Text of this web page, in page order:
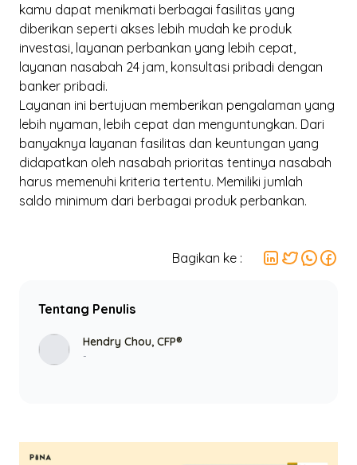
kamu dapat menikmati berbagai fasilitas yang
diberikan seperti akses lebih mudah ke produk
investasi, layanan perbankan yang lebih cepat,
layanan nasabah 24 jam, konsultasi pribadi dengan
banker pribadi.
Layanan ini bertujuan memberikan pengalaman yang
lebih nyaman, lebih cepat dan menguntungkan. Dari
banyaknya layanan fasilitas dan keuntungan yang
didapatkan oleh nasabah prioritas tentinya nasabah
harus memenuhi kriteria tertentu. Memiliki jumlah
saldo minimum dari berbagai produk perbankan.
Bagikan ke :
Tentang Penulis
Hendry Chou, CFP®
-